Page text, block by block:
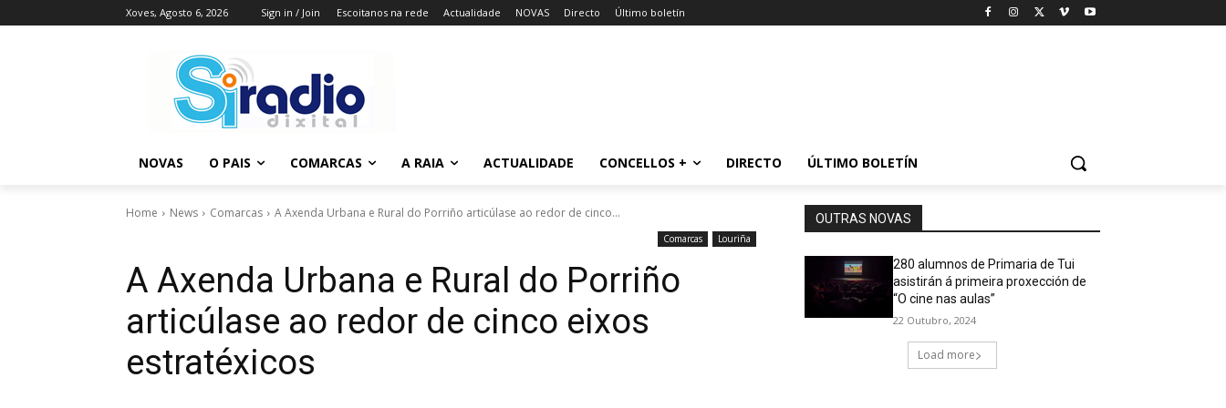
Xoves, Agosto 6, 2026 Sign in / Join Escoitanos na rede Actualidade NOVAS Directo Último boletín
NOVAS O PAIS COMARCAS A RAIA ACTUALIDADE CONCELLOS + DIRECTO ÚLTIMO BOLETÍN
Home News Comarcas A Axenda Urbana e Rural do Porriño articúlase ao redor de cinco...
Comarcas Louriña
A Axenda Urbana e Rural do Porriño
articúlase ao redor de cinco eixos
estratéxicos
OUTRAS NOVAS
280 alumnos de Primaria de Tui
asistirán á primeira proxección de
“O cine nas aulas”
22 Outubro, 2024
Load more